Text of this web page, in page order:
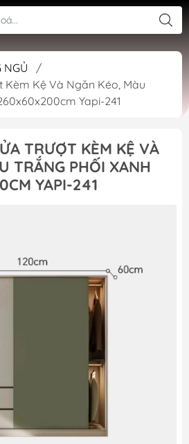
NGỦ
/
Kèm Kệ Và Ngăn Kéo, Màu
Yapi-241
TRƯỢT KÈM KỆ VÀ
TRẮNG PHỐI XANH
YAPI-241